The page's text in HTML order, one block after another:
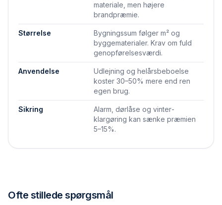
materiale, men højere
brandpræmie.
Størrelse
Bygningssum følger m² og
byggematerialer. Krav om fuld
genopførelses­værdi.
Anvendelse
Udlejning og helårsbeboelse
koster 30–50% mere end ren
egen brug.
Sikring
Alarm, dørlåse og vinter­
klargøring kan sænke præmien
5–15%.
Ofte stillede spørgsmål